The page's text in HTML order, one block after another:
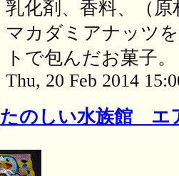
乳化剤、香料、（
マカダミアナッツ
トで包んだお菓子。
Thu, 20 Feb 2014
たのしい水族館 エ